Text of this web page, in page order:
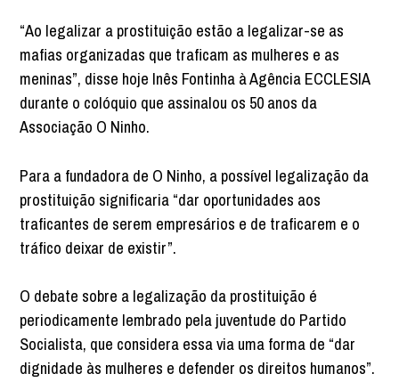
“Ao legalizar a prostituição estão a legalizar-se as
mafias organizadas que traficam as mulheres e as
meninas”, disse hoje Inês Fontinha à Agência ECCLESIA
durante o colóquio que assinalou os 50 anos da
Associação O Ninho.
Para a fundadora de O Ninho, a possível legalização da
prostituição significaria “dar oportunidades aos
traficantes de serem empresários e de traficarem e o
tráfico deixar de existir”.
O debate sobre a legalização da prostituição é
periodicamente lembrado pela juventude do Partido
Socialista, que considera essa via uma forma de “dar
dignidade às mulheres e defender os direitos humanos”.